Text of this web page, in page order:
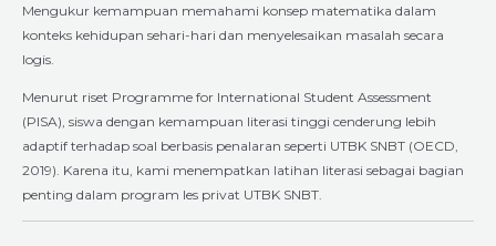
Mengukur kemampuan memahami konsep matematika dalam
konteks kehidupan sehari-hari dan menyelesaikan masalah secara
logis.
Menurut riset Programme for International Student Assessment
(PISA), siswa dengan kemampuan literasi tinggi cenderung lebih
adaptif terhadap soal berbasis penalaran seperti UTBK SNBT (OECD,
2019). Karena itu, kami menempatkan latihan literasi sebagai bagian
penting dalam program les privat UTBK SNBT.